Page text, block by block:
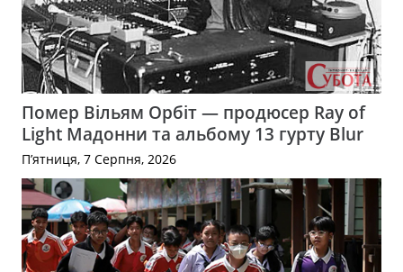
Помер Вільям Орбіт — продюсер Ray of
Light Мадонни та альбому 13 гурту Blur
П’ятниця, 7 Серпня, 2026